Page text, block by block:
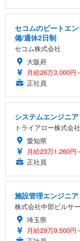
セコムのビートエ
備/週休2日制
セコム株式会社
大阪府
月給26万3,000円
正社員
システムエンジニア
トライアロー株式会社
愛知県
月給23万1,260円
正社員
施設管理エンジニア
株式会社中部ビルサ
埼玉県
月給29万9,500円